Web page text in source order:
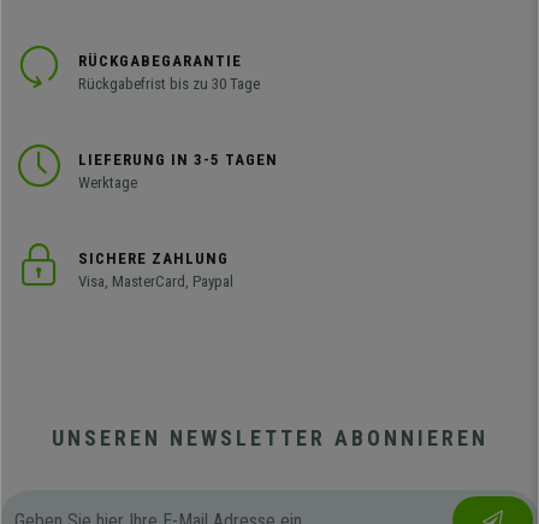
RÜCKGABEGARANTIE
Rückgabefrist bis zu 30 Tage
LIEFERUNG IN 3-5 TAGEN
Werktage
SICHERE ZAHLUNG
Visa, MasterCard, Paypal
UNSEREN NEWSLETTER ABONNIEREN